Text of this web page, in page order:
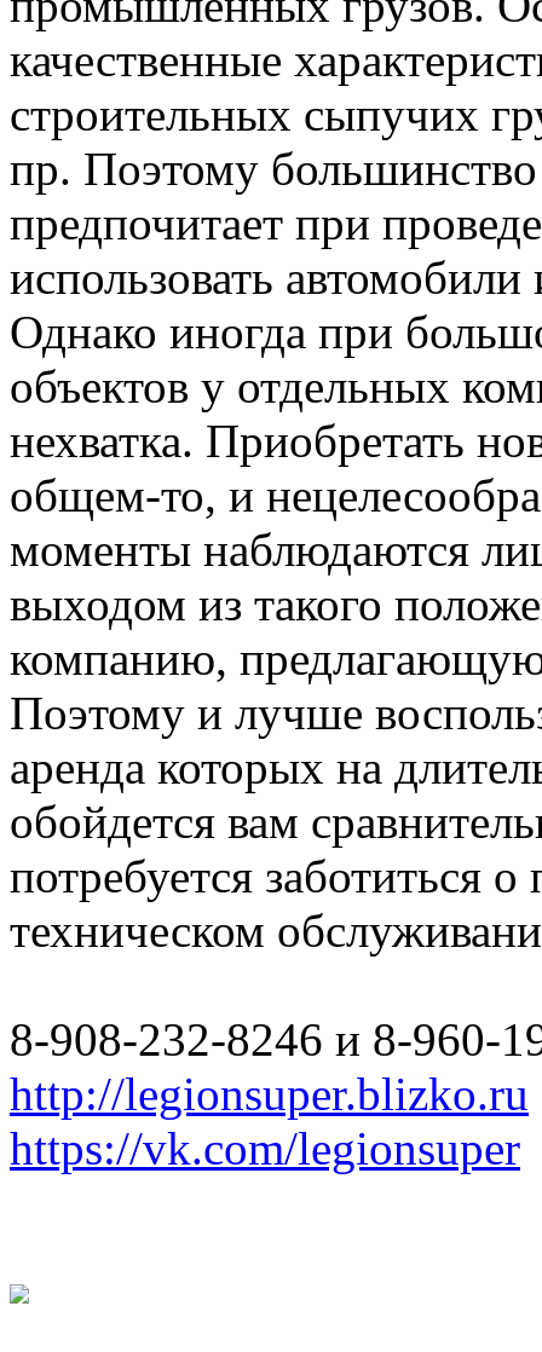
качественные
строительных сыпучих
пр. Поэтому
предпочитает при
использовать
Однако иногда при
объектов у отдельных
нехватка. Приобретать
общем-то, и
моменты наблюдаются
выходом из такого
компанию,
Поэтому и лучше
аренда которых на
обойдется вам
потребуется заботиться
техническом
8-908-232-8246 и 8-960-
http://legionsuper.blizko.ru
https://vk.com/legionsuper